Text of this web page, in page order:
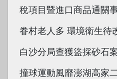
稅項目暨進口商品通關
眷村老人多 環境衛生待
白沙分局查獲盜採砂石
撞球運動風靡澎湖高家